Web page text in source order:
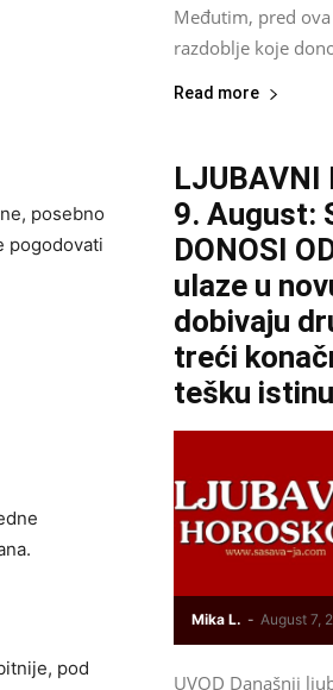
posebno
pogodovati
pod
Međutim, pred
razdoblje koje
Read more
LJUBAVNI
9. August:
DONOSI
ulaze u
dobivaju
treći
tešku
Mika L. - August 7,
UVOD Današnji